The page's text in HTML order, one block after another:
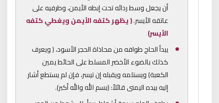
أن يجعل وسط ردائه تحت إبطه الأيمن، وطرفيه على
عاتقه الأيسر.( يظهر كتفه الأيمن ويغطي كتفه
الأيسر)
يبدأ الحاج طوافه من محاذاة الحجر الأسود، ( ويعرف
كذلك بالضوء الأخضر المسلط على الحائط يمين
الكعبة) ويستلمه ويقبله إن تيسر، فإن لم يستطع أشار
إليه بيده اليمنى قائلاً: (بسم الله والله أكبر).